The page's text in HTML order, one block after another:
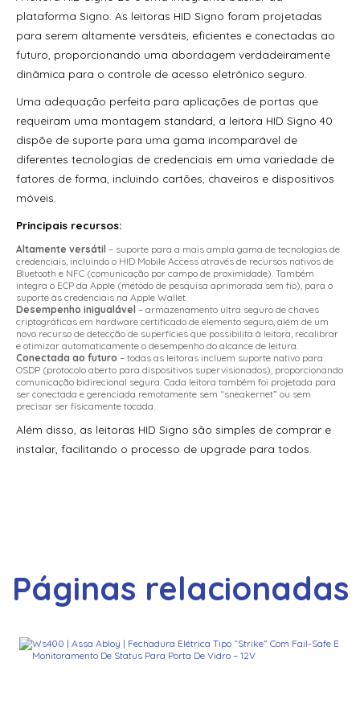
Leitor Biométrico de Reconhecimento Facial HID Amico
3.5” VL35LF
Leitor Biométrico de Reconhecimento Facial HID Amico
7” VL70LF
Leitor de Proximidade Acura Acumulti R01 W26
Leitor de Proximidade Acura Acumulti R02 W26
Leitor de Proximidade Acura Am Cc1 Keypad
Leitor de Proximidade Acura Am-06
Leitor de Proximidade Acura Am-07
Leitor de Proximidade Acura Am-08
Leitor de Proximidade Acura Am-10
Leitor de Proximidade Acura Am-310
Leitor de Proximidade Acura Am-S600 Keypad
Leitor de Proximidade Acura Amd-750
Leitor de Proximidade Acura Amd-750 Ethernet
Leitor de Proximidade Acura Ap-05
Leitor de Proximidade Acura Ap-20
Leitor de Proximidade Acura Ap-25
Leitor de Proximidade Acura Ap-30
plataforma Signo. As leitoras HID Signo foram projetadas
para serem altamente versáteis, eficientes e conectadas ao
futuro, proporcionando uma abordagem verdadeiramente
dinâmica para o controle de acesso eletrônico seguro.
Uma adequação perfeita para aplicações de portas que
requeiram uma montagem standard, a leitora HID Signo 40
dispõe de suporte para uma gama incomparável de
diferentes tecnologias de credenciais em uma variedade de
fatores de forma, incluindo cartões, chaveiros e dispositivos
móveis.
Principais recursos:
Altamente versátil – suporte para a mais ampla gama de tecnologias de
credenciais, incluindo o HID Mobile Access através de recursos nativos de
Bluetooth e NFC (comunicação por campo de proximidade). Também
integra o ECP da Apple (método de pesquisa aprimorada sem fio), para o
suporte às credenciais na Apple Wallet.
Desempenho inigualável – armazenamento ultra seguro de chaves
criptográficas em hardware certificado de elemento seguro, além de um
novo recurso de detecção de superfícies que possibilita à leitora, recalibrar
e otimizar automaticamente o desempenho do alcance de leitura.
Conectada ao futuro – todas as leitoras incluem suporte nativo para
OSDP (protocolo aberto para dispositivos supervisionados), proporcionando
comunicação bidirecional segura. Cada leitora também foi projetada para
ser conectada e gerenciada remotamente sem “sneakernet” ou sem
precisar ser fisicamente tocada.
Além disso, as leitoras HID Signo são simples de comprar e
instalar, facilitando o processo de upgrade para todos.
Páginas relacionadas